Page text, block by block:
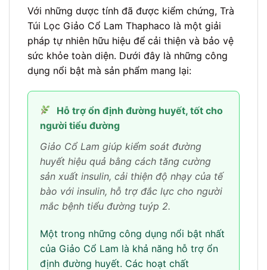
Với những dược tính đã được kiểm chứng, Trà
Túi Lọc Giảo Cổ Lam Thaphaco là một giải
pháp tự nhiên hữu hiệu để cải thiện và bảo vệ
sức khỏe toàn diện. Dưới đây là những công
dụng nổi bật mà sản phẩm mang lại:
Hỗ trợ ổn định đường huyết, tốt cho
người tiểu đường
Giảo Cổ Lam giúp kiểm soát đường
huyết hiệu quả bằng cách tăng cường
sản xuất insulin, cải thiện độ nhạy của tế
bào với insulin, hỗ trợ đắc lực cho người
mắc bệnh tiểu đường tuýp 2.
Một trong những công dụng nổi bật nhất
của Giảo Cổ Lam là khả năng hỗ trợ ổn
định đường huyết. Các hoạt chất